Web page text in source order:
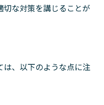
切な対策を講じることが
は、以下のような点に注